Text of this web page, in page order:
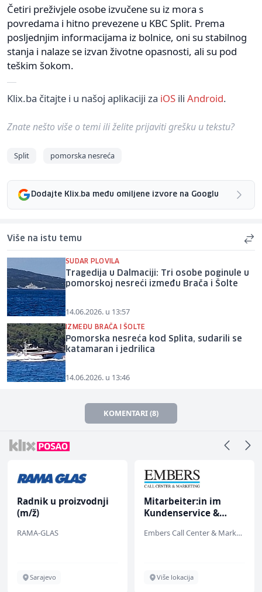
Četiri preživjele osobe izvučene su iz mora s
povredama i hitno prevezene u KBC Split. Prema
posljednjim informacijama iz bolnice, oni su stabilnog
stanja i nalaze se izvan životne opasnosti, ali su pod
teškim šokom.
Klix.ba čitajte i u našoj aplikaciji za iOS ili Android.
Znate nešto više o temi ili želite prijaviti grešku u tekstu?
Split pomorska nesreća
Dodajte Klix.ba među omiljene izvore na Googlu
Više na istu temu
SUDAR PLOVILA
Tragedija u Dalmaciji: Tri osobe poginule u
pomorskoj nesreći između Brača i Šolte
14.06.2026. u 13:57
IZMEĐU BRAČA I ŠOLTE
Pomorska nesreća kod Splita, sudarili se
katamaran i jedrilica
14.06.2026. u 13:46
KOMENTARI (8)
Radnik u proizvodnji
(m/ž)
RAMA-GLAS
Sarajevo
Mitarbeiter:in im
Kundenservice &
Embers Call Center & Marketing
Više lokacija